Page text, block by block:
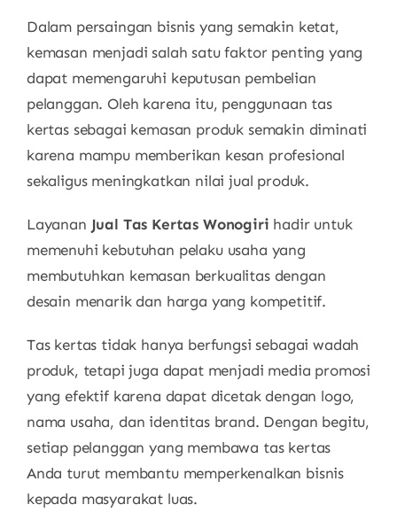
Dalam persaingan bisnis yang semakin ketat,
kemasan menjadi salah satu faktor penting yang
dapat memengaruhi keputusan pembelian
pelanggan. Oleh karena itu, penggunaan tas
kertas sebagai kemasan produk semakin diminati
karena mampu memberikan kesan profesional
sekaligus meningkatkan nilai jual produk.
Layanan Jual Tas Kertas Wonogiri hadir untuk
memenuhi kebutuhan pelaku usaha yang
membutuhkan kemasan berkualitas dengan
desain menarik dan harga yang kompetitif.
Tas kertas tidak hanya berfungsi sebagai wadah
produk, tetapi juga dapat menjadi media promosi
yang efektif karena dapat dicetak dengan logo,
nama usaha, dan identitas brand. Dengan begitu,
setiap pelanggan yang membawa tas kertas
Anda turut membantu memperkenalkan bisnis
kepada masyarakat luas.